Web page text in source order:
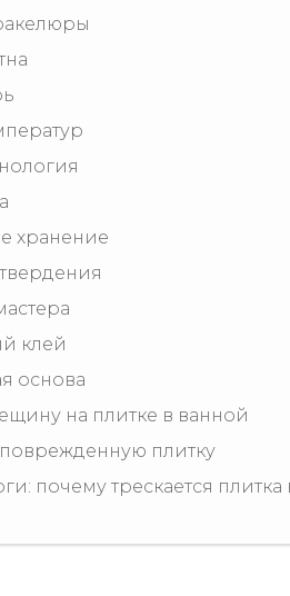
хранение
клей
основа
на плитке в ванной
поврежденную плитку
почему трескается плитка